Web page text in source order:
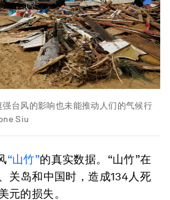
台风的影响也未能推动人们的气候行
Siu
“山竹”的真实数据。“山竹”在
关岛和中国时，造成134人死
元的损失。